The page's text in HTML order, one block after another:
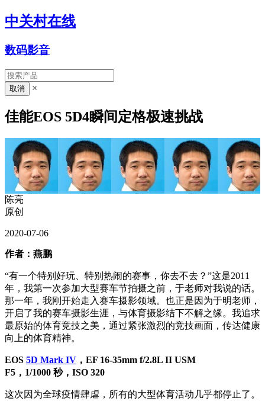
中关村在线
数码影音
×
佳能EOS 5D4瞬间定格极速挑战
陈亮
原创
2020-07-06
作者：燕鹏
“有一个特别好玩、特别热闹的赛事，你去不去？”这是2011
年，我第一次参加大型赛车节拍摄之前，于老师对我说的话。
那一年，我刚开始走入赛车摄影领域。也正是因为于明老师，
开启了我的赛车摄影生涯，与体育摄影结下不解之缘。我追求
最原始的体育竞技之美，通过紧张激烈的竞技画面，传达健康
向上的体育精神。
EOS 5D Mark IV ，EF 16-35mm f/2.8L II USM
F5，1/1000 秒，ISO 320
这次因为全球疫情肆虐，所有的大型体育活动几乎都停止了。